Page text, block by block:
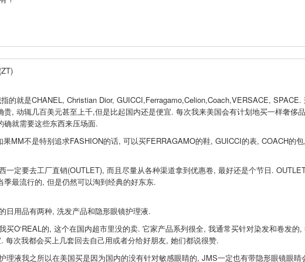
的就是CHANEL, Christian Dior, GUICCI,Ferragamo,Celion,Coach,VERSACE, SPACE.
贵, 动辄几百美元甚至上千,但是比起国内还是便宜. 每次我来美国会有计划地买一样奢侈
确就需要这些东西来压场面.
不是特别追求FASHION的话, 可以买FERRAGAMO的鞋, GUICCI的表, COACH的
定要去工厂直销(OUTLET), 而且尽量从各种渠道拿到优惠卷, 最好还是个节日.
季最流行的, 但是仍然可以淘到经典的好东东.
用品有两种, 洗发产品和隐形眼镜护理液.
O‘REAL的, 这个在国内超市里没的卖. 它家产品系列很全, 我通常买针对染发和卷发的,
每次我都会买上几套回去自己用或者分给好朋友, 她们都说很赞.
液我之所以在美国买是因为国内的没有针对敏感眼睛的, JMS一定也有带隐形眼镜眼睛